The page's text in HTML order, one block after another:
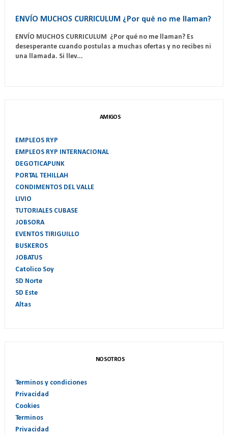
ENVÍO MUCHOS CURRICULUM ¿Por qué no me llaman?
ENVÍO MUCHOS CURRICULUM ¿Por qué no me llaman? Es
desesperante cuando postulas a muchas ofertas y no recibes ni
una llamada. Si llev...
AMIGOS
EMPLEOS RYP
EMPLEOS RYP INTERNACIONAL
DEGOTICAPUNK
PORTAL TEHILLAH
CONDIMENTOS DEL VALLE
LIVIO
TUTORIALES CUBASE
JOBSORA
EVENTOS TIRIGUILLO
BUSKEROS
JOBATUS
Catolico Soy
SD Norte
SD Este
Altas
NOSOTROS
Terminos y condiciones
Privacidad
Cookies
Terminos
Privacidad